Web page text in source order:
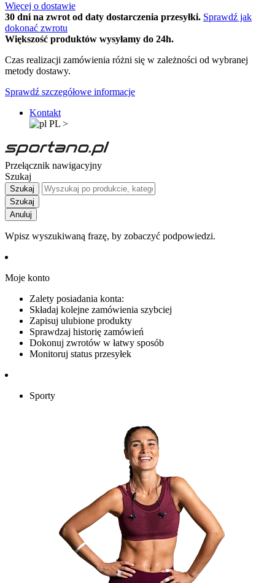
Więcej o dostawie
30 dni na zwrot od daty dostarczenia przesyłki. Sprawdź jak
dokonać zwrotu
Większość produktów wysyłamy do 24h.
Czas realizacji zamówienia różni się w zależności od wybranej
metody dostawy.
Sprawdź szczegółowe informacje
Kontakt
PL >
Przełącznik nawigacyjny
Szukaj
Szukaj
Szukaj
Anuluj
Wpisz wyszukiwaną frazę, by zobaczyć podpowiedzi.
Moje konto
Zalety posiadania konta:
Składaj kolejne zamówienia szybciej
Zapisuj ulubione produkty
Sprawdzaj historię zamówień
Dokonuj zwrotów w łatwy sposób
Monitoruj status przesyłek
Sporty